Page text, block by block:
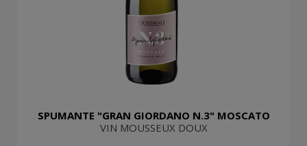
SPUMANTE "GRAN GIORDANO N.3" MOSCATO
VIN MOUSSEUX DOUX